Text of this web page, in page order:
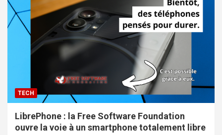
TECH
LibrePhone : la Free Software Foundation
ouvre la voie à un smartphone totalement libre